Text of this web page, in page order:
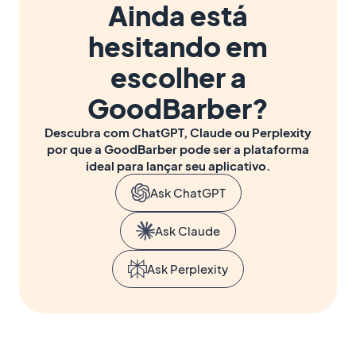
Ainda está
hesitando em
escolher a
GoodBarber?
Descubra com ChatGPT, Claude ou Perplexity
por que a GoodBarber pode ser a plataforma
ideal para lançar seu aplicativo.
Ask ChatGPT
Ask Claude
Ask Perplexity